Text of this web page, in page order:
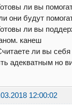
ли вы
они будут
ли вы
канеш
ли вы
адекватным но
12:00:02